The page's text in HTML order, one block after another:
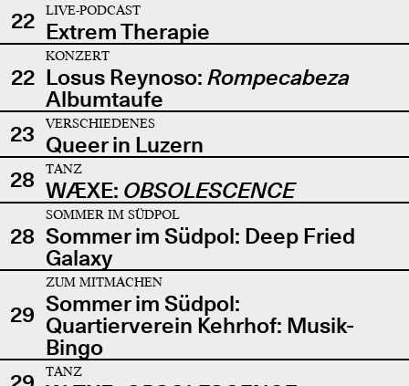
22
LIVE-PODCAST
Extrem Therapie
22
KONZERT
Losus Reynoso: Rompecabeza
Albumtaufe
23
VERSCHIEDENES
Queer in Luzern
28
TANZ
WÆXE: OBSOLESCENCE
28
SOMMER IM SÜDPOL
Sommer im Südpol: Deep Fried
Galaxy
29
ZUM MITMACHEN
Sommer im Südpol:
Quartierverein Kehrhof: Musik-
Bingo
TANZ